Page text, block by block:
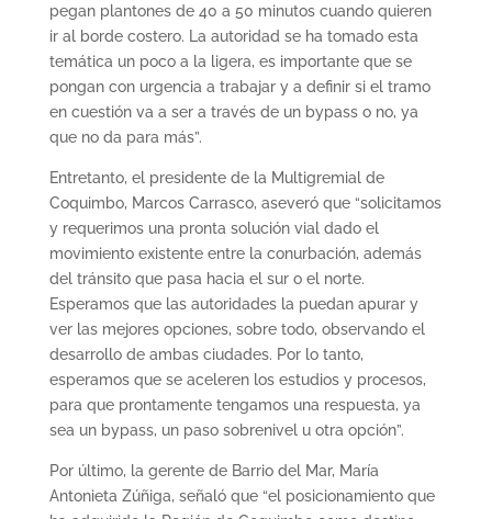
pegan plantones de 40 a 50 minutos cuando quieren
ir al borde costero. La autoridad se ha tomado esta
temática un poco a la ligera, es importante que se
pongan con urgencia a trabajar y a definir si el tramo
en cuestión va a ser a través de un bypass o no, ya
que no da para más”.
Entretanto, el presidente de la Multigremial de
Coquimbo, Marcos Carrasco, aseveró que “solicitamos
y requerimos una pronta solución vial dado el
movimiento existente entre la conurbación, además
del tránsito que pasa hacia el sur o el norte.
Esperamos que las autoridades la puedan apurar y
ver las mejores opciones, sobre todo, observando el
desarrollo de ambas ciudades. Por lo tanto,
esperamos que se aceleren los estudios y procesos,
para que prontamente tengamos una respuesta, ya
sea un bypass, un paso sobrenivel u otra opción”.
Por último, la gerente de Barrio del Mar, María
Antonieta Zúñiga, señaló que “el posicionamiento que